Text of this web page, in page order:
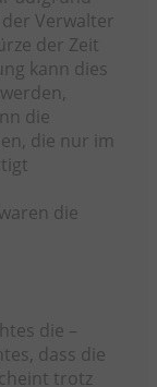
der Verwalter
der Zeit
kann dies
die
die nur im
die
die –
dass die
trotz